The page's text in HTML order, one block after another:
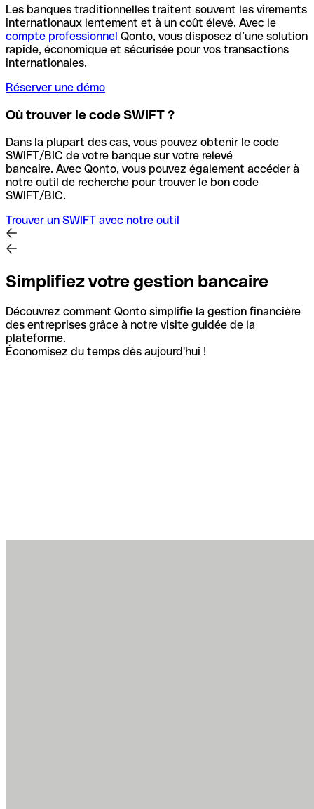
Les banques traditionnelles traitent souvent les virements
internationaux lentement et à un coût élevé. Avec le
compte professionnel Qonto, vous disposez d’une solution
rapide, économique et sécurisée pour vos transactions
internationales.
Réserver une démo
Où trouver le code SWIFT ?
Dans la plupart des cas, vous pouvez obtenir le code
SWIFT/BIC de votre banque sur votre relevé
bancaire. Avec Qonto, vous pouvez également accéder à
notre outil de recherche pour trouver le bon code
SWIFT/BIC.
Trouver un SWIFT avec notre outil
Simplifiez votre gestion bancaire
Découvrez comment Qonto simplifie la gestion financière
des entreprises grâce à notre visite guidée de la
plateforme.
Économisez du temps dès aujourd'hui !